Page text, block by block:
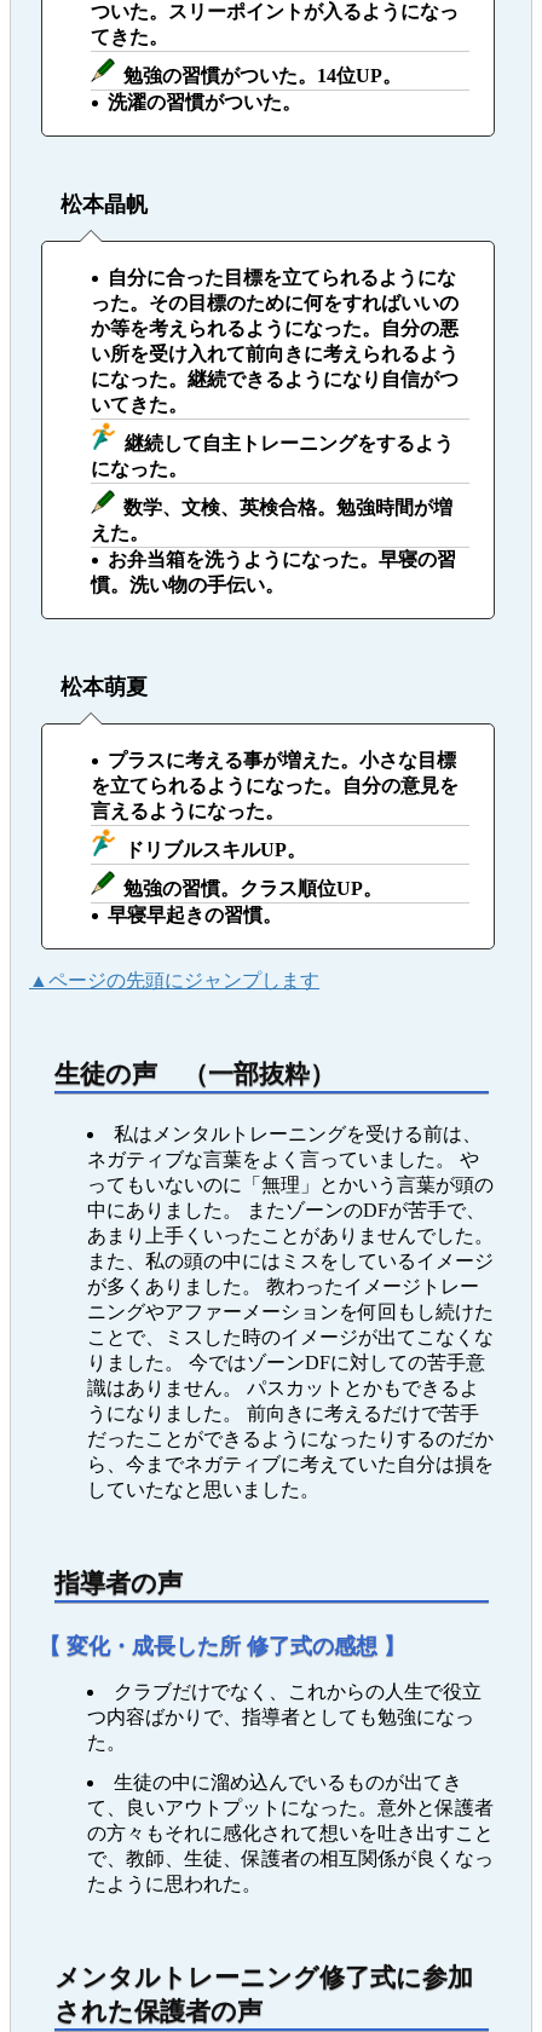
ついた。スリーポイントが入るようになっ
てきた。
勉強の習慣がついた。14位UP。
洗濯の習慣がついた。
松本晶帆
自分に合った目標を立てられるようにな
った。その目標のために何をすればいいの
か等を考えられるようになった。自分の悪
い所を受け入れて前向きに考えられるよう
になった。継続できるようになり自信がつ
いてきた。
継続して自主トレーニングをするよう
になった。
数学、文検、英検合格。勉強時間が増
えた。
お弁当箱を洗うようになった。早寝の習
慣。洗い物の手伝い。
松本萌夏
プラスに考える事が増えた。小さな目標
を立てられるようになった。自分の意見を
言えるようになった。
ドリブルスキルUP。
勉強の習慣。クラス順位UP。
早寝早起きの習慣。
▲ページの先頭にジャンプします
生徒の声 （一部抜粋）
私はメンタルトレーニングを受ける前は、
ネガティブな言葉をよく言っていました。 や
ってもいないのに「無理」とかいう言葉が頭の
中にありました。 またゾーンのDFが苦手で、
あまり上手くいったことがありませんでした。
また、私の頭の中にはミスをしているイメージ
が多くありました。 教わったイメージトレー
ニングやアファーメーションを何回もし続けた
ことで、ミスした時のイメージが出てこなくな
りました。 今ではゾーンDFに対しての苦手意
識はありません。 パスカットとかもできるよ
うになりました。 前向きに考えるだけで苦手
だったことができるようになったりするのだか
ら、今までネガティブに考えていた自分は損を
していたなと思いました。
指導者の声
【 変化・成長した所 修了式の感想 】
クラブだけでなく、これからの人生で役立
つ内容ばかりで、指導者としても勉強になっ
た。
生徒の中に溜め込んでいるものが出てき
て、良いアウトプットになった。意外と保護者
の方々もそれに感化されて想いを吐き出すこと
で、教師、生徒、保護者の相互関係が良くなっ
たように思われた。
メンタルトレーニング修了式に参加
された保護者の声